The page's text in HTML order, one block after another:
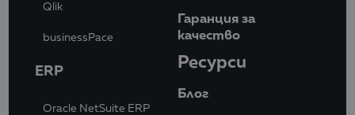
Qlik
businessPace
ERP
Oracle NetSuite ERP
Гаранция за
качество
Ресурси
Блог